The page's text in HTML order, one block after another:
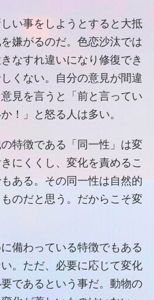
い事をしようとすると大抵
嫌がるのだ。色恋沙汰では
なすれ違いになり修復でき
くない。自分の意見が間違
見を言うと「前と言ってい
！」と怒る人は多い。
特徴である「同一性」は変
にくくし、変化を責めるこ
ある。その同一性は自然的
のだと思う。だからこそ変
備わっている特徴でもある
。ただ、必要に応じて変化
であるという事だ。動物の